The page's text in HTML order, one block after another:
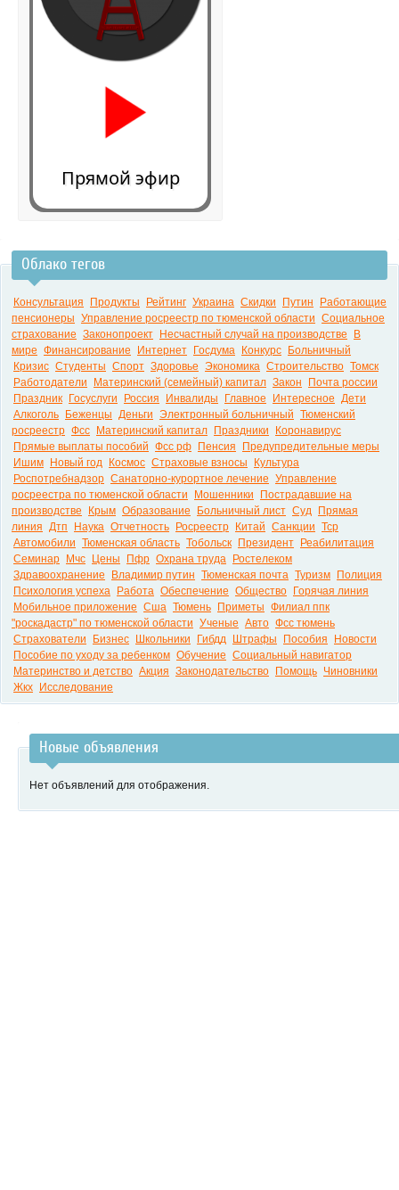
Прямой эфир
Облако тегов
Консультация Продукты Рейтинг Украина Скидки Путин
Работающие
пенсионеры Управление росреестр по тюменской области Социальное
страхование Законопроект Несчастный случай на производстве
В
мире Финансирование Интернет Госдума Конкурс
Больничный
Кризис Студенты Спорт Здоровье Экономика Строительство Томск
Работодатели
Материнский (семейный) капитал Закон
Почта россии
Праздник
Госуслуги Россия Инвалиды Главное Интересное Дети
Алкоголь
Беженцы Деньги Электронный больничный Тюменский
росреестр Фсс Материнский капитал Праздники
Коронавирус
Прямые выплаты пособий Фсс рф Пенсия
Предупредительные меры
Ишим
Новый год Космос Страховые взносы
Культура
Роспотребнадзор Санаторно-курортное лечение Управление
росреестра по тюменской области
Мошенники
Пострадавшие на
производстве
Крым Образование Больничный лист Суд
Прямая
линия Дтп Наука Отчетность Росреестр Китай Санкции Тср
Автомобили Тюменская область Тобольск Президент
Реабилитация
Семинар
Мчс Цены Пфр Охрана труда
Ростелеком
Здравоохранение
Владимир путин Тюменская почта Туризм
Полиция
Психология успеха
Работа Обеспечение Общество
Горячая линия
Мобильное приложение Сша Тюмень Приметы Филиал ппк
"роскадастр" по тюменской области Ученые Авто Фсс тюмень
Страхователи
Бизнес Школьники Гибдд Штрафы Пособия
Новости
Пособие по уходу за ребенком Обучение Социальный навигатор
Материнство и детство Акция Законодательство Помощь Чиновники
Жкх
Исследование
Новые объявления
Нет объявлений для отображения.